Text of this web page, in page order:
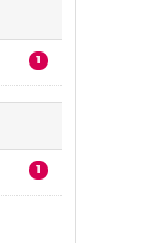
1
1